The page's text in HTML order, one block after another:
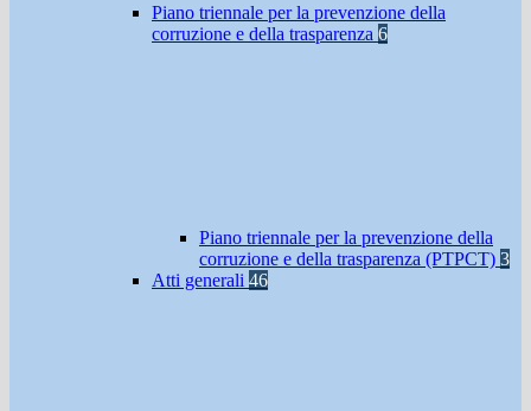
Piano triennale per la prevenzione della
corruzione e della trasparenza 6
Piano triennale per la prevenzione della
corruzione e della trasparenza (PTPCT) 3
Atti generali 46